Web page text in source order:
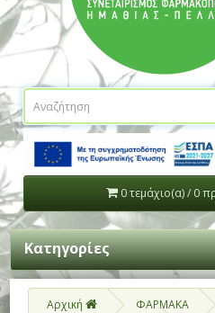
0 τεμάχιο(α) / 0
Κατηγορίες
Αρχική ΦΑΡΜΑΚΑ